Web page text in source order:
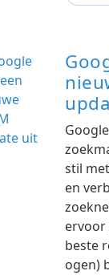
stil
en
ervoor
beste
ogen)